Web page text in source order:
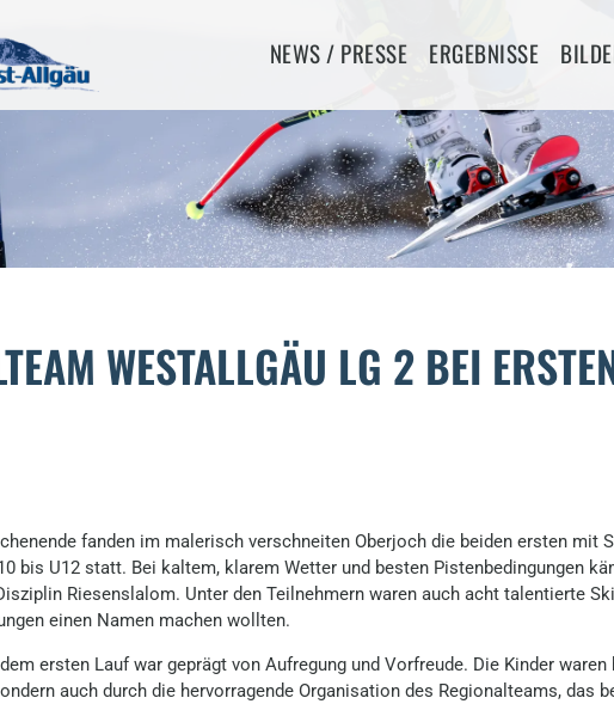
Navigation
überspringen
NEWS / PRESSE ERGEBNISSE
WESTALLGÄU LG 2 BEI
fanden im malerisch verschneiten Oberjoch die beiden ersten mit
bis U12 statt. Bei kaltem, klarem Wetter und besten Pistenbedingungen
Riesenslalom. Unter den Teilnehmern waren auch acht talentierte
einen Namen machen wollten.
ersten Lauf war geprägt von Aufregung und Vorfreude. Die Kinder
auch durch die hervorragende Organisation des Regionalteams,